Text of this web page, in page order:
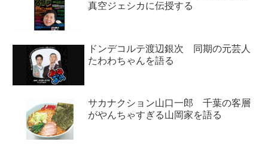
真空ジェシカに伝授する
ドンデコルテ渡辺銀次 同期の元芸人
たわわちゃんを語る
サカナクション山口一郎 千葉の客層
がやんちゃすぎる山岡家を語る